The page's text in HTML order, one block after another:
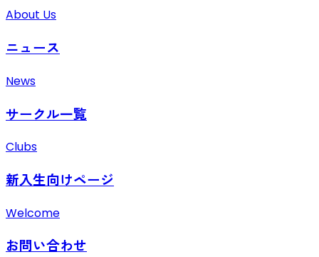
About Us
ニュース
News
サークル一覧
Clubs
新入生向けページ
Welcome
お問い合わせ